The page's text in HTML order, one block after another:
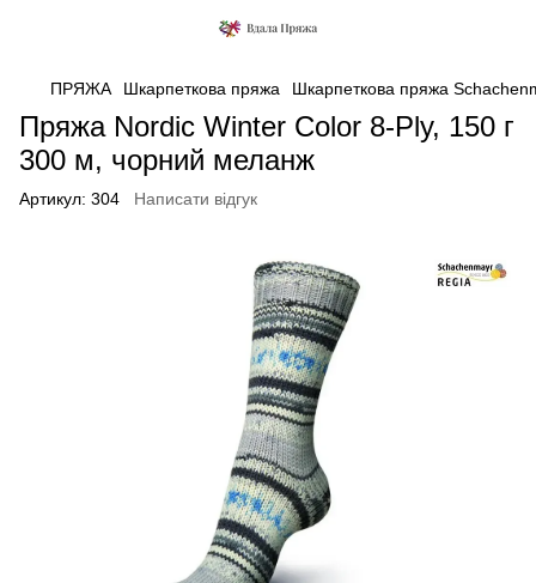
ПРЯЖА Шкарпеткова пряжа Шкарпеткова пряжа
Пряжа Nordic Winter Color 8-Ply, 150 г
300 м, чорний меланж
Артикул: 304 Написати відгук